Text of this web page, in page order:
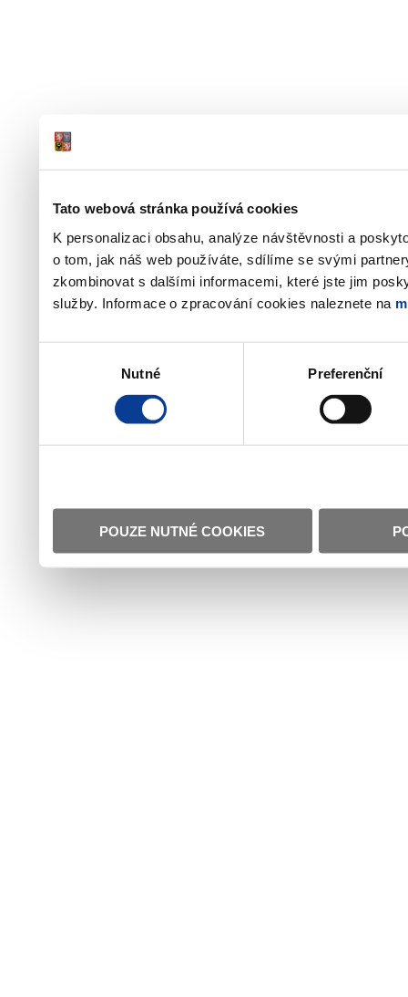
Tato webová stránka používá cookies
K personalizaci obsahu, analýze návštěvnosti a
o tom, jak náš web používáte, sdílíme se svými
zkombinovat s dalšími informacemi, které jste jim
služby. Informace o zpracování cookies naleznete na
Nutné Preferenční
POUZE NUTNÉ COOKIES